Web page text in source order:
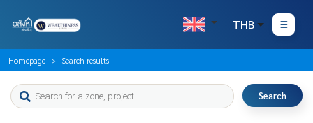
THB
Homepage Search results
Search